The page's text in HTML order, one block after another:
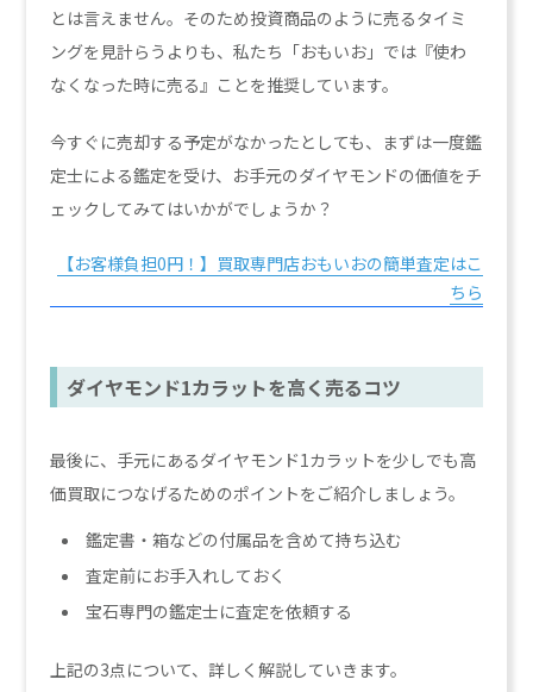
とは言えません。そのため投資商品のように売るタイミ
ングを見計らうよりも、私たち「おもいお」では『使わ
なくなった時に売る』ことを推奨しています。
今すぐに売却する予定がなかったとしても、まずは一度鑑
定士による鑑定を受け、お手元のダイヤモンドの価値をチ
ェックしてみてはいかがでしょうか？
【お客様負担0円！】買取専門店おもいおの簡単査定はこ
ちら
ダイヤモンド1カラットを高く売るコツ
最後に、手元にあるダイヤモンド1カラットを少しでも高
価買取につなげるためのポイントをご紹介しましょう。
鑑定書・箱などの付属品を含めて持ち込む
査定前にお手入れしておく
宝石専門の鑑定士に査定を依頼する
上記の3点について、詳しく解説していきます。